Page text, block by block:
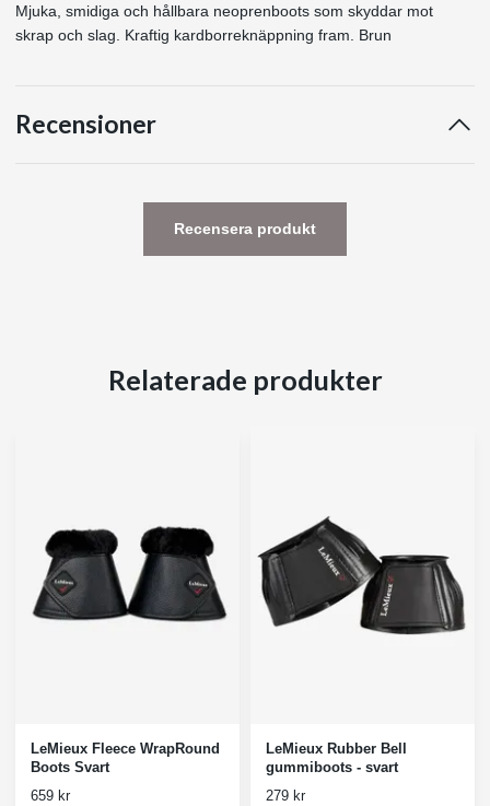
Mjuka, smidiga och hållbara neoprenboots som skyddar mot
skrap och slag. Kraftig kardborreknäppning fram. Brun
Recensioner
Recensera produkt
Relaterade produkter
LeMieux Fleece WrapRound
Boots Svart
659 kr
LeMieux Rubber Bell
gummiboots - svart
279 kr